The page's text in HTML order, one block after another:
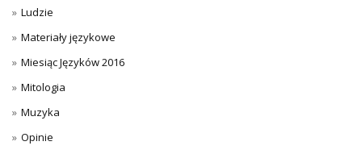
Ludzie
Materiały językowe
Miesiąc Języków 2016
Mitologia
Muzyka
Opinie